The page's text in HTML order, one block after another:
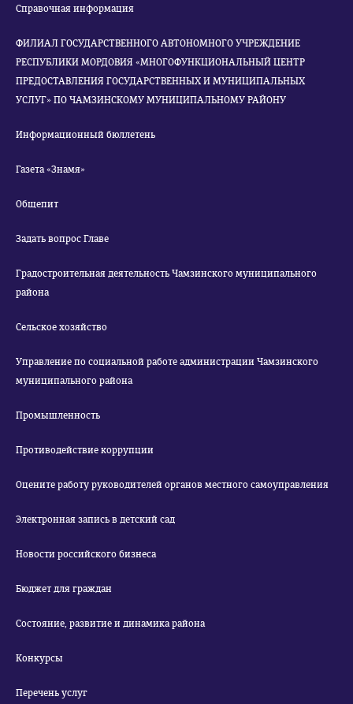
Справочная информация
ФИЛИАЛ ГОСУДАРСТВЕННОГО АВТОНОМНОГО УЧРЕЖДЕНИЕ
РЕСПУБЛИКИ МОРДОВИЯ «МНОГОФУНКЦИОНАЛЬНЫЙ ЦЕНТР
ПРЕДОСТАВЛЕНИЯ ГОСУДАРСТВЕННЫХ И МУНИЦИПАЛЬНЫХ
УСЛУГ» ПО ЧАМЗИНСКОМУ МУНИЦИПАЛЬНОМУ РАЙОНУ
Информационный бюллетень
Газета «Знамя»
Общепит
Задать вопрос Главе
Градостроительная деятельность Чамзинского муниципального
района
Сельское хозяйство
Управление по социальной работе администрации Чамзинского
муниципального района
Промышленность
Противодействие коррупции
Оцените работу руководителей органов местного самоуправления
Электронная запись в детский сад
Новости российского бизнеса
Бюджет для граждан
Состояние, развитие и динамика района
Конкурсы
Перечень услуг